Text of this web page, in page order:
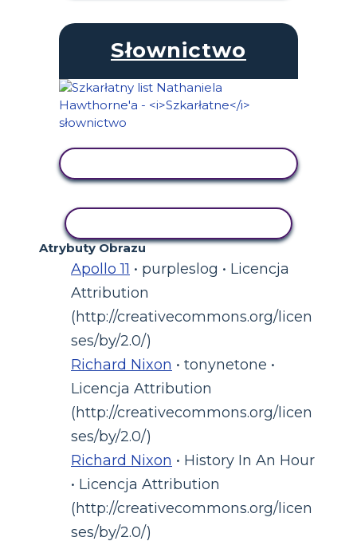
Słownictwo
Atrybuty Obrazu
Apollo 11 • purpleslog • Licencja
Attribution
(http://creativecommons.org/licen
ses/by/2.0/)
Richard Nixon • tonynetone •
Licencja Attribution
(http://creativecommons.org/licen
ses/by/2.0/)
Richard Nixon • History In An Hour
• Licencja Attribution
(http://creativecommons.org/licen
ses/by/2.0/)